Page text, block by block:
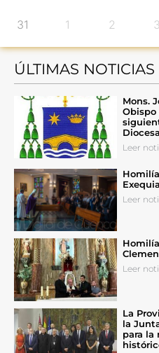
31 1 2 3
ÚLTIMAS NOTICIAS
Mons.
Obispo
Leer
Leer
Leer
La
la
para